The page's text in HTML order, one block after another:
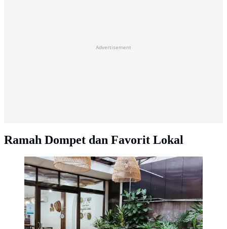
Advertisement
Ramah Dompet dan Favorit Lokal